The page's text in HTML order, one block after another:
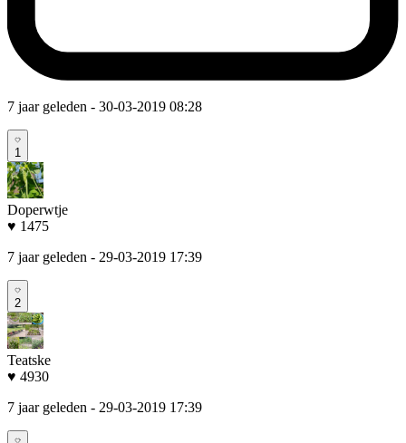
7 jaar geleden - 30-03-2019 08:28
1
Doperwtje
♥ 1475
7 jaar geleden - 29-03-2019 17:39
2
Teatske
♥ 4930
7 jaar geleden - 29-03-2019 17:39